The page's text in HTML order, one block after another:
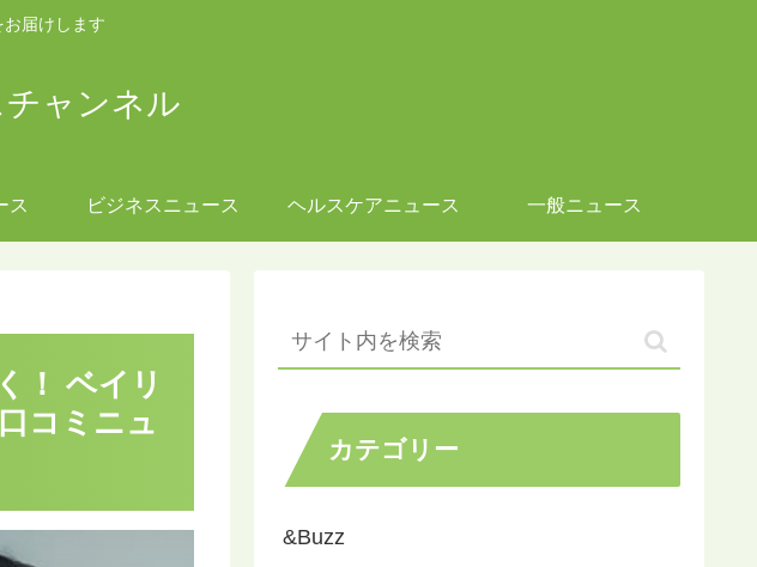
届けします
ャンネル
ス ビジネスニュース ヘルスケアニュース 一般ニュース
！ ベイリ
コミニュ
カテゴリー
&Buzz